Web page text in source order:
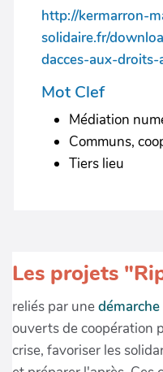
http://kermarron-
solidaire.fr/
dacces-aux-
Mot Clef
Médiation
Communs,
Tiers lieu